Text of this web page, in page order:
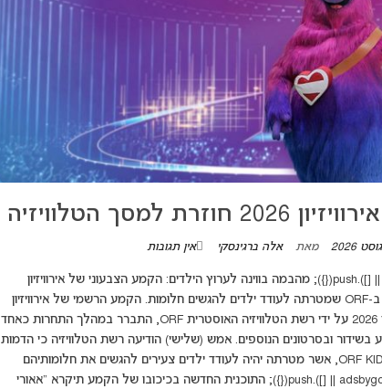
למסך הטלוויזיה
מאת אלה ברגינסקי אין תגובות
(adsbygoogle = window.adsbygoogle || []).push({}); מהבמה בווינה לערוץ הילדים: הקמע הצבעוני של אירוויזיון
2026, אאורי, ינחה תוכנית טלוויזיה חדשה ב-ORF שמטרתה לעודד ילדים להגשים חלומות. הקמע הרשמי של אירוויזיון
2026, אאורי (Auri), אשר הוצג כבר במרץ 2026 על ידי רשת הטלוויזיה האוסטרית ORF, התברר במהלך התחרות כאחד
בשידור ובסרטונים הנוספים. אמש (שלישי) הודיעה רשת הטלוויזיה כי הדמות
החביבה תככב בתוכנית בערוץ הילדים ORF KIDS, אשר מטרתה יהיה לעודד ילדים צעירים להגשים את חלומותיהם
הגדולים. (adsbygoogle = window.adsbygoogle || []).push({}); התוכנית החדשה בכיכובו של הקמע תיקרא "אאורי